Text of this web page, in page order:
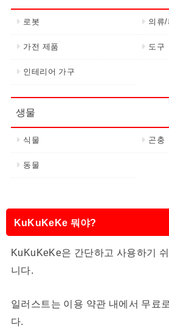
로봇 의류/
가전 제품 도구
인테리어 가구
생물
식물 곤충
동물
KuKuKeKe 뭐야?
KuKuKeKe은 간단하고 사용하기
니다.
일러스트는 이용 약관 내에서 무료
다.